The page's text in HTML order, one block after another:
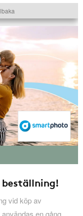
vid köp av
en gång